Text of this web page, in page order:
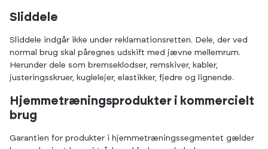
Sliddele
Sliddele indgår ikke under reklamationsretten. Dele, der ved
normal brug skal påregnes udskift med jævne mellemrum.
Herunder dele som bremseklodser, remskiver, kabler,
justeringsskruer, kuglelejer, elastikker, fjedre og lignende.
Hjemmetræningsprodukter i kommercielt
brug
Garantien for produkter i hjemmetræningssegmentet gælder